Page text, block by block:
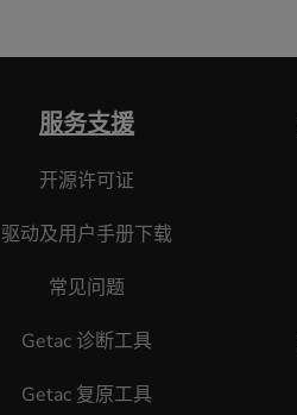
服务支援
开源许可证
驱动及用户手册下载
常见问题
Getac 诊断工具
Getac 复原工具